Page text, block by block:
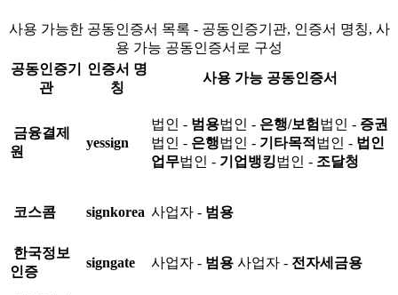
사용 가능한 공동인증서 목록 - 공동인증기관, 인증서 명칭, 사
용 가능 공동인증서로 구성
공동인증기
관
인증서 명
칭
사용 가능 공동인증서
금융결제
원
yessign
법인 - 범용법인 - 은행/보험 법인 - 증권
법인 - 은행법인 - 기타목적 법인 - 법인
업무법인 - 기업뱅킹법인 - 조달청
코스콤 signkorea 사업자 - 범용
한국정보
인증
signgate 사업자 - 범용 사업자 - 전자세금용